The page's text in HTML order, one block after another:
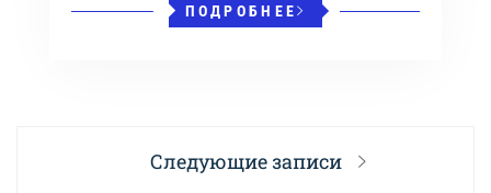
ПОДРОБНЕЕ
Следующие записи